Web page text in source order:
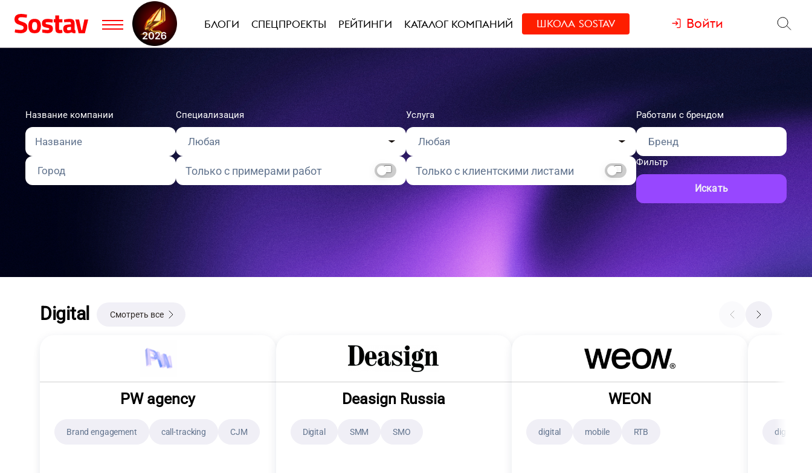
БЛОГИ СПЕЦПРОЕКТЫ РЕЙТИНГИ КАТАЛОГ КОМПАНИЙ ШКОЛА SOSTAV Войти
Название компании Специализация Услуга Работали с брендом
Только с примерами работ Только с клиентскими листами
Фильтр
Искать
Digital Смотреть все
PW agency
Brand engagement call-tracking CJM
Deasign Russia
Digital SMM SMO
WEON
digital mobile RTB digital